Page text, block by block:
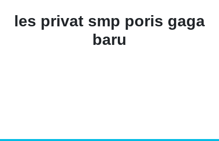
les privat smp poris gaga
baru